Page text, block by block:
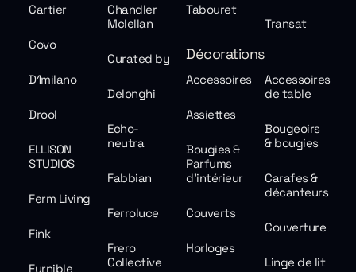
Cartier
Chandler
Mclellan
Covo
Curated by
D1milano
Delonghi
Drool
Echo-
neutra
ELLISON
STUDIOS
Fabbian
Ferm Living
Ferroluce
Fink
Frero
Collective
Furnible
Tabouret
Transat
Décorations
Accessoires
Accessoires
de table
Assiettes
Bougeoirs
& bougies
Bougies &
Parfums
d'intérieur
Carafes &
décanteurs
Couverts
Couverture
Horloges
Linge de lit